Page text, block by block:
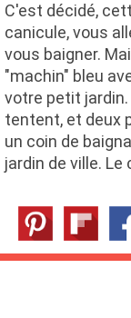
C'est décidé,
canicule, vous
vous baigner.
"machin" bleu
votre petit
tentent, et deux
un coin de
jardin de ville. Le